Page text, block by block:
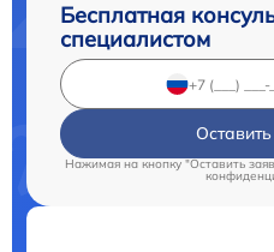
Бесплатная
специалистом
Нажимая на кнопку "Оставить